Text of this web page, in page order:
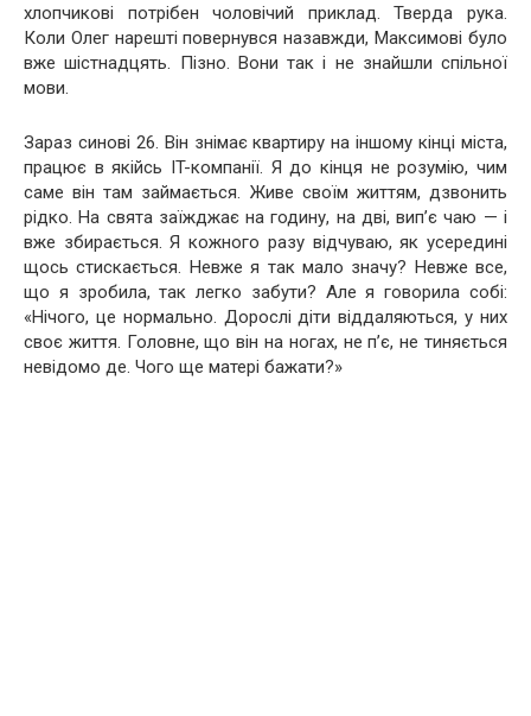
хлопчикові потрібен чоловічий приклад. Тверда рука.
Коли Олег нарешті повернувся назавжди, Максимові було
вже шістнадцять. Пізно. Вони так і не знайшли спільної
мови.
Зараз синові 26. Він знімає квартиру на іншому кінці міста,
працює в якійсь IT-компанії. Я до кінця не розумію, чим
саме він там займається. Живе своїм життям, дзвонить
рідко. На свята заїжджає на годину, на дві, вип’є чаю — і
вже збирається. Я кожного разу відчуваю, як усередині
щось стискається. Невже я так мало значу? Невже все,
що я зробила, так легко забути? Але я говорила собі:
«Нічого, це нормально. Дорослі діти віддаляються, у них
своє життя. Головне, що він на ногах, не п’є, не тиняється
невідомо де. Чого ще матері бажати?»